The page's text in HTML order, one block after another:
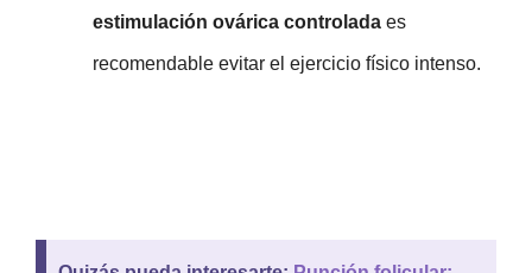
estimulación ovárica controlada es
recomendable evitar el ejercicio físico intenso.